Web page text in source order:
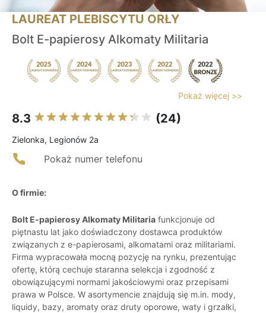
LAUREAT PLEBISCYTU ORŁY
Bolt E-papierosy Alkomaty Militaria
Pokaż więcej >>
8.3 (24)
Zielonka, Legionów 2a
Pokaż numer telefonu
O firmie:
Bolt E-papierosy Alkomaty Militaria funkcjonuje od
piętnastu lat jako doświadczony dostawca produktów
związanych z e-papierosami, alkomatami oraz militariami.
Firma wypracowała mocną pozycję na rynku, prezentując
ofertę, którą cechuje staranna selekcja i zgodność z
obowiązującymi normami jakościowymi oraz przepisami
prawa w Polsce. W asortymencie znajdują się m.in. mody,
liquidy, bazy, aromaty oraz druty oporowe, waty i grzałki,